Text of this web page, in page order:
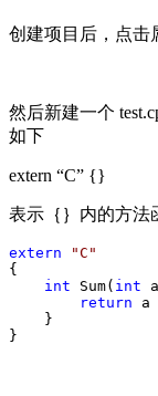
创建项目后，点击
然后新建一个
如下
extern “C” {}
表示｛｝内的方法
extern "C "
{
int Sum( int
return a
    }
}